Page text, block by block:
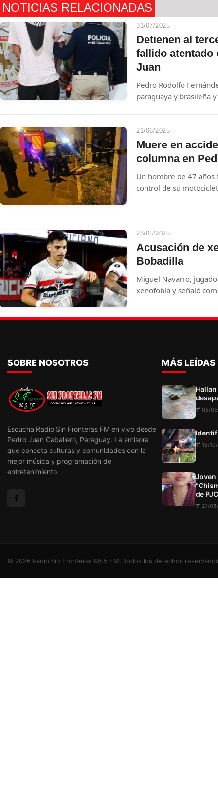
NOTICIAS RELACIONADAS
31/07/2025
Detienen al
fallido atentado
Juan
Pedro Rodolfo
paraguaya y brasileña
brasileño Wilson
"Xero". En el
incautaron un arma,
21/06/2025
Muere en
columna en
Un hombre de 47
control de su
28/05/2025
Acusación de
Bobadilla
Miguel Navarro,
xenofobia y señaló
SOBRE NOSOTROS
Escucha Radio Sin Fronteras FM en vivo desde
Pedro Juan Caballero, Paraguay. La emisora
que conecta culturas y comunidades con la
mejor música y programación de
entretenimiento.
MÁS LEÍDAS
05/
16/
Joven
de PJC
21/
© 2026 Radio Sin Fronteras 98.5 FM. Todos los derechos